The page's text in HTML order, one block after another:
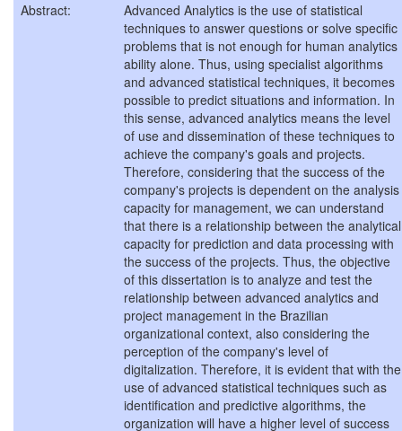
Abstract:
Advanced Analytics is the use of statistical
techniques to answer questions or solve specific
problems that is not enough for human analytics
ability alone. Thus, using specialist algorithms
and advanced statistical techniques, it becomes
possible to predict situations and information. In
this sense, advanced analytics means the level
of use and dissemination of these techniques to
achieve the company's goals and projects.
Therefore, considering that the success of the
company's projects is dependent on the analysis
capacity for management, we can understand
that there is a relationship between the analytical
capacity for prediction and data processing with
the success of the projects. Thus, the objective
of this dissertation is to analyze and test the
relationship between advanced analytics and
project management in the Brazilian
organizational context, also considering the
perception of the company's level of
digitalization. Therefore, it is evident that with the
use of advanced statistical techniques such as
identification and predictive algorithms, the
organization will have a higher level of success